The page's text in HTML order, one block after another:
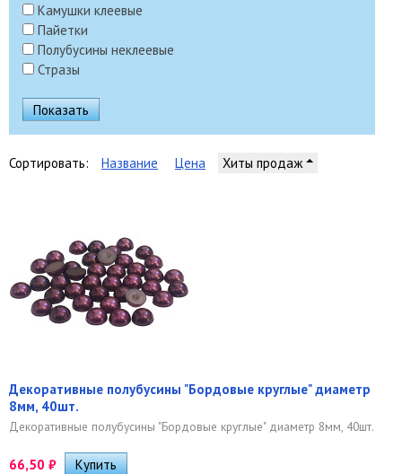
Камушки клеевые
Пайетки
Полубусины неклеевые
Стразы
Сортировать: Название Цена Хиты продаж
Декоративные полубусины "Бордовые круглые" диаметр
8мм, 40шт.
Декоративные полубусины "Бордовые круглые" диаметр 8мм, 40шт.
66,50 ₽